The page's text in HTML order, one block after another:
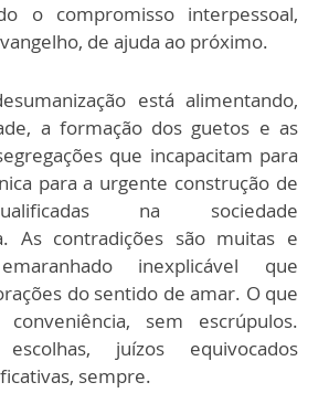
o compromisso interpessoal,
de ajuda ao próximo.
está alimentando,
a formação dos guetos e as
que incapacitam para
para a urgente construção de
na sociedade
As contradições são muitas e
inexplicável que
do sentido de amar. O que
sem escrúpulos.
escolhas, juízos equivocados
sempre.